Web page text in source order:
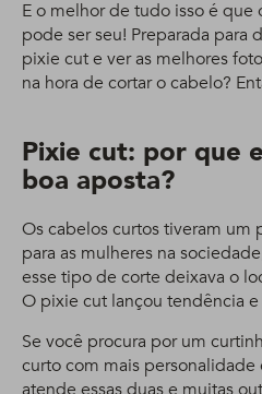
E o melhor de tudo isso é
pode ser seu! Preparada para
pixie cut e ver as melhores
na hora de cortar o cabelo?
Pixie cut: por que
boa aposta?
Os cabelos curtos tiveram
para as mulheres na
esse tipo de corte deixava o
O pixie cut lançou tendência
Se você procura por um
curto com mais